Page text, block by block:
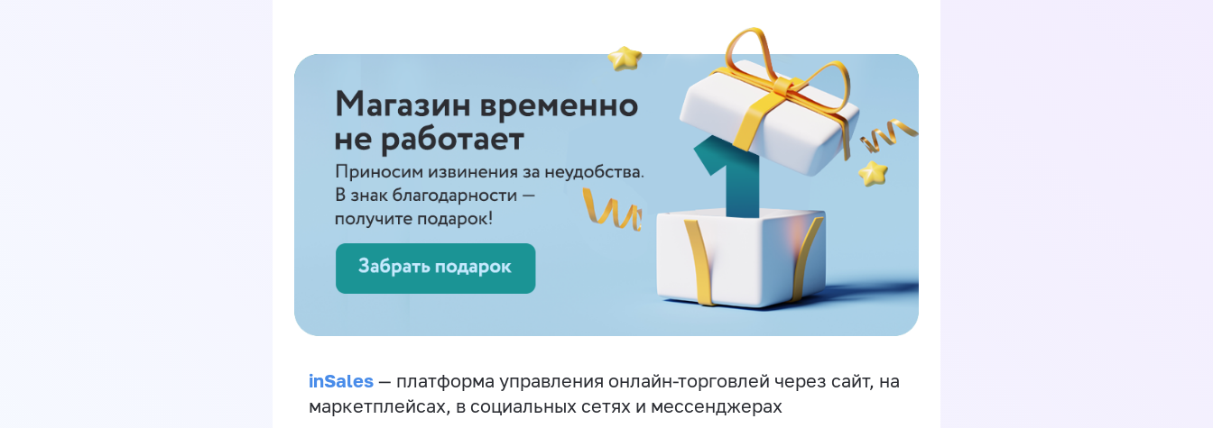
inSales — платформа управления онлайн-торговлей через сайт, на
маркетплейсах, в социальных сетях и мессенджерах